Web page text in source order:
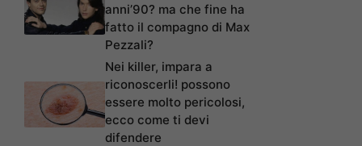
anni’90? ma che fine ha
fatto il compagno di Max
Pezzali?
Nei killer, impara a
riconoscerli! possono
essere molto pericolosi,
ecco come ti devi
difendere